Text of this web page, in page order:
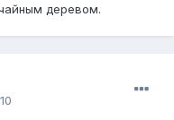
деревом.